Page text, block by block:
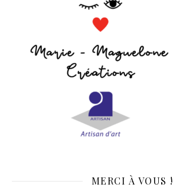
MERCI À VOUS !